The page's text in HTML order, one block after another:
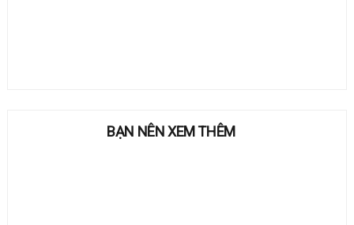
BẠN NÊN XEM THÊM